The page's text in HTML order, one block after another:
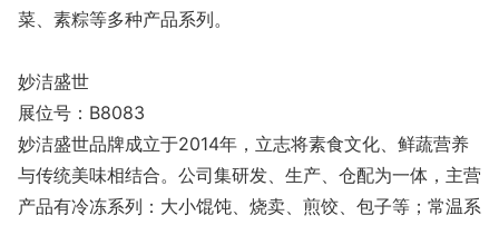
菜、素粽等多种产品系列。
妙洁盛世
展位号：B8083
妙洁盛世品牌成立于2014年，立志将素食文化、鲜蔬营养
与传统美味相结合。公司集研发、生产、仓配为一体，主营
产品有冷冻系列：大小馄饨、烧卖、煎饺、包子等；常温系